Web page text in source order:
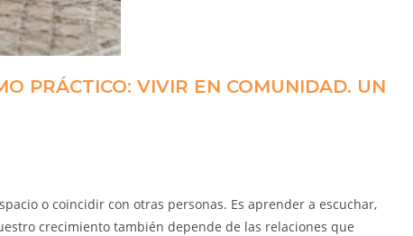
PRÁCTICO: VIVIR EN COMUNIDAD. UN
o coincidir con otras personas. Es aprender a escuchar,
crecimiento también depende de las relaciones que